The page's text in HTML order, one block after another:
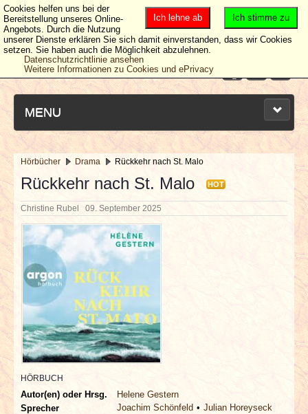
MENU
NEUESTE ARTIKEL
NEWS & DATES
BERICHTE
VERLOSUNGEN
INTERVIEWS
SPECIALS
REDAKTION
Hörbücher Drama Rückkehr nach St. Malo
Rückkehr nach St. Malo HOT
Christine Rubel 09. September 2025
HÖRBUCH
Autor(en) oder Hrsg.
Helene Gestern
Sprecher
Joachim Schönfeld
Julian Horeyseck
Ich stimme zu
Ich lehne ab
Cookies helfen uns bei der
Bereitstellung unseres Online-
Angebots. Durch die Nutzung
unserer Dienste erklären Sie sich damit einverstanden, dass wir Cookies
setzen. Sie haben auch die Möglichkeit abzulehnen.
Datenschutzrichtlinie ansehen
Weitere Informationen zu Cookies und ePrivacy